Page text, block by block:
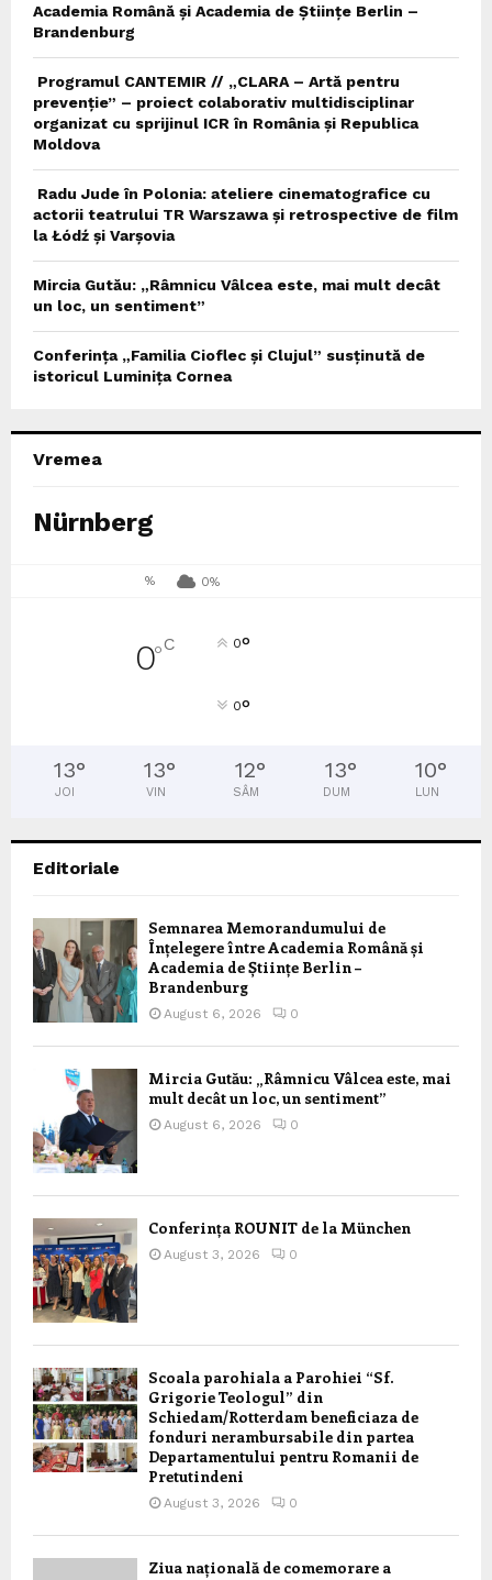
Academia Română și Academia de Științe Berlin –
Brandenburg
Programul CANTEMIR // „CLARA – Artă pentru
prevenție” – proiect colaborativ multidisciplinar
organizat cu sprijinul ICR în România și Republica
Moldova
Radu Jude în Polonia: ateliere cinematografice cu
actorii teatrului TR Warszawa și retrospective de film
la Łódź și Varșovia
Mircia Gutău: „Râmnicu Vâlcea este, mai mult decât
un loc, un sentiment”
Conferința „Familia Cioflec și Clujul” susținută de
istoricul Luminița Cornea
Vremea
Nürnberg
% 0%
0°C 0°
0°
13°
JOI
13°
VIN
12°
SÂM
13°
DUM
10°
LUN
Editoriale
Semnarea Memorandumului de
Înțelegere între Academia Română și
Academia de Științe Berlin –
Brandenburg
August 6, 2026 0
Mircia Gutău: „Râmnicu Vâlcea este, mai
mult decât un loc, un sentiment”
August 6, 2026 0
Conferința ROUNIT de la München
August 3, 2026 0
Scoala parohiala a Parohiei “Sf.
Grigorie Teologul” din
Schiedam/Rotterdam beneficiaza de
fonduri nerambursabile din partea
Departamentului pentru Romanii de
Pretutindeni
August 3, 2026 0
Ziua națională de comemorare a